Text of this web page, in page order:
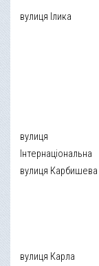
вулиця Ілика
вулиця
Інтернаціональна
вулиця Карбишева
вулиця Карла